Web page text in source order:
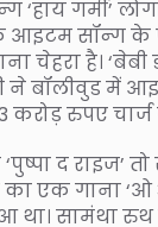
गर्मी’
सॉन्ग के
चेहरा है।
ने बॉलीवुड में
रुपए चार्ज
द राइज’
एक गाना ‘ओ
सामंथा रुथ